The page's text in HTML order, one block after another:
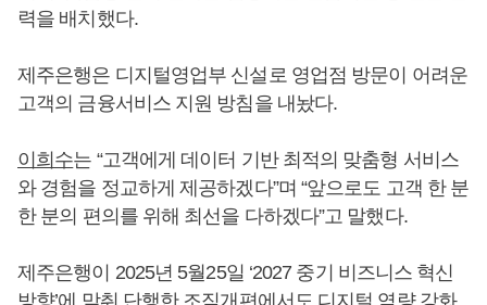
력을 배치했다.
제주은행은 디지털영업부 신설로 영업점 방문이 어려운
고객의 금융서비스 지원 방침을 내놨다.
이희수는 “고객에게 데이터 기반 최적의 맞춤형 서비스
와 경험을 정교하게 제공하겠다”며 “앞으로도 고객 한 분
한 분의 편의를 위해 최선을 다하겠다”고 말했다.
제주은행이 2025년 5월25일 ‘2027 중기 비즈니스 혁신
방향’에 맞춰 단행한 조직개편에서도 디지털 역량 강화